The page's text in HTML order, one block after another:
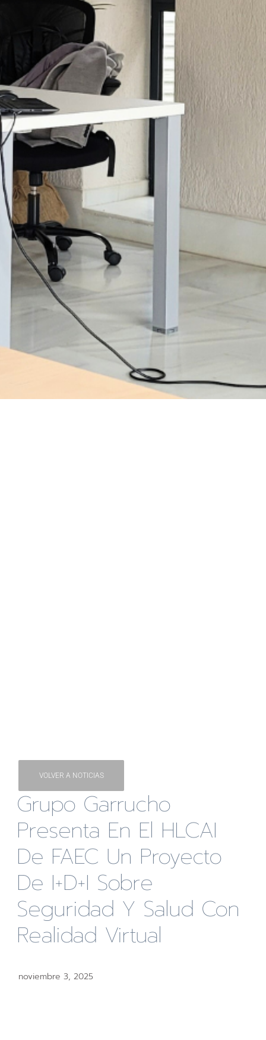
VOLVER A NOTICIAS
Grupo Garrucho
Presenta En El HLCAI
De FAEC Un Proyecto
De I+D+i Sobre
Seguridad Y Salud Con
Realidad Virtual
noviembre 3, 2025